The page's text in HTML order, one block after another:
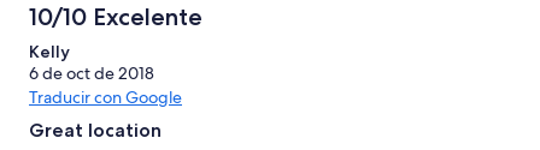
10/10 Excelente
Kelly
6 de oct de 2018
Traducir con Google
Great location